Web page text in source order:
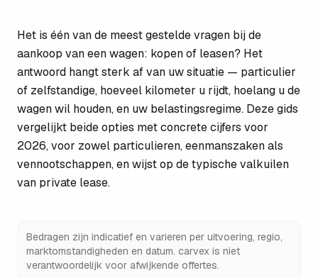
Het is één van de meest gestelde vragen bij de
aankoop van een wagen: kopen of leasen? Het
antwoord hangt sterk af van uw situatie — particulier
of zelfstandige, hoeveel kilometer u rijdt, hoelang u de
wagen wil houden, en uw belastings­regime. Deze gids
vergelijkt beide opties met concrete cijfers voor
2026, voor zowel particulieren, eenmanszaken als
vennootschappen, en wijst op de typische valkuilen
van private lease.
Bedragen zijn indicatief en varieren per uitvoering, regio,
marktomstandigheden en datum. carvex is niet
verantwoordelijk voor afwijkende offertes.